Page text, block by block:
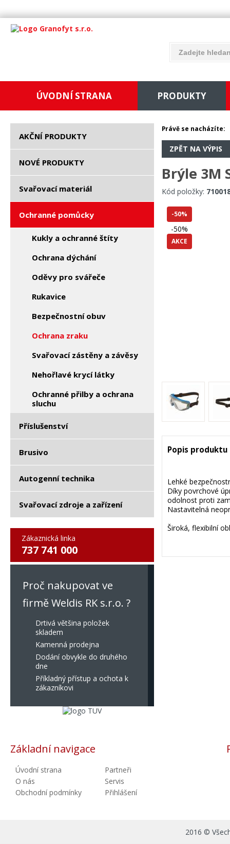
ÚVODNÍ STRANA PRODUKTY
AKČNÍ PRODUKTY
NOVÉ PRODUKTY
Svařovací materiál
Ochranné pomůcky
Kukly a ochranné štíty
Ochrana dýchání
Oděvy pro svářeče
Rukavice
Bezpečnostní obuv
Ochrana zraku
Svařovací zástěny a závěsy
Nehořlavé krycí látky
Ochranné přilby a ochrana
sluchu
Příslušenství
Brusivo
Autogenní technika
Svařovací zdroje a zařízení
Zákaznická linka
737 741 000
Proč nakupovat ve
firmě Weldis RK s.r.o. ?
Drtivá většina položek
skladem
Kamenná prodejna
Dodání obvykle do druhého
dne
Příkladný přístup a ochota k
zákazníkovi
Právě se nacházíte:
ZPĚT NA VÝPIS
Brýle 3M
Kód položky:
-50%
-50%
AKCE
Popis produktu
Lehké
Díky povrchové
odolnost proti
Nastavitelná
Široká, flexibilní
Základní navigace
Úvodní strana
O nás
Obchodní podmínky
Partneři
Servis
Přihlášení
2016 ©